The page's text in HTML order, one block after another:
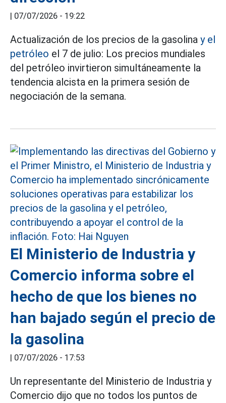
| 07/07/2026 - 19:22
Actualización de los precios de la gasolina y el
petróleo el 7 de julio: Los precios mundiales
del petróleo invirtieron simultáneamente la
tendencia alcista en la primera sesión de
negociación de la semana.
El Ministerio de Industria y
Comercio informa sobre el
hecho de que los bienes no
han bajado según el precio de
la gasolina
| 07/07/2026 - 17:53
Un representante del Ministerio de Industria y
Comercio dijo que no todos los puntos de